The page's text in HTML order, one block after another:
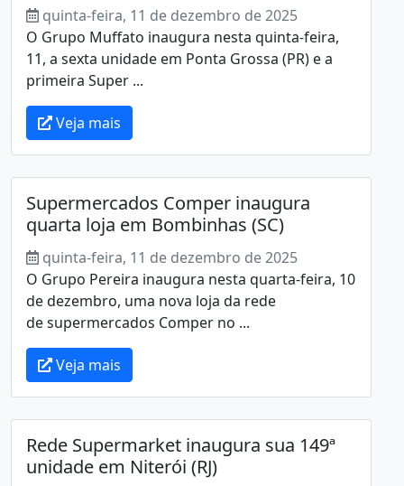
quinta-feira, 11 de dezembro de 2025
O Grupo Muffato inaugura nesta quinta-feira,
11, a sexta unidade em Ponta Grossa (PR) e a
primeira Super ...
Veja mais
Supermercados Comper inaugura
quarta loja em Bombinhas (SC)
quinta-feira, 11 de dezembro de 2025
O Grupo Pereira inaugura nesta quarta-feira, 10
de dezembro, uma nova loja da rede
de supermercados Comper no ...
Veja mais
Rede Supermarket inaugura sua 149ª
unidade em Niterói (RJ)